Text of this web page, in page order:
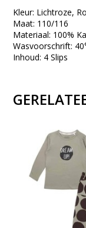
Kleur: Lichtroze,
Maat: 110/116
Materiaal: 100%
Wasvoorschrift:
Inhoud: 4 Slips